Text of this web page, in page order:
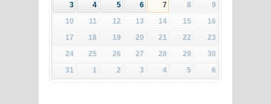
3
4 5 6 7 8
9
10
11 12 13 14 15
16
17
18 19 20 21 22
23
24
25 26 27 28 29
30
31
1 2 3 4 5 6